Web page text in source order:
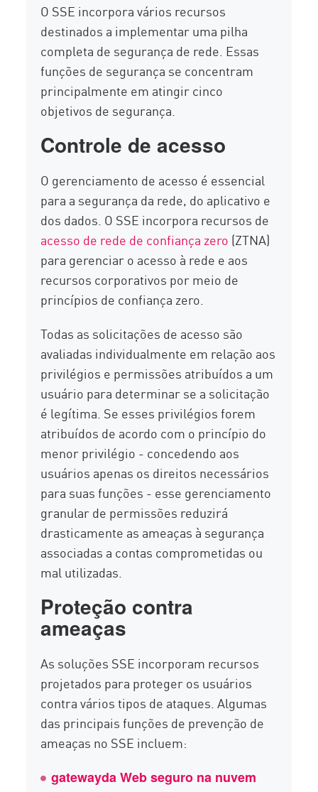
O SSE incorpora vários recursos
destinados a implementar uma pilha
completa de segurança de rede. Essas
funções de segurança se concentram
principalmente em atingir cinco
objetivos de segurança.
Controle de acesso
O gerenciamento de acesso é essencial
para a segurança da rede, do aplicativo e
dos dados. O SSE incorpora recursos de
acesso de rede de confiança zero (ZTNA)
para gerenciar o acesso à rede e aos
recursos corporativos por meio de
princípios de confiança zero.
Todas as solicitações de acesso são
avaliadas individualmente em relação aos
privilégios e permissões atribuídos a um
usuário para determinar se a solicitação
é legítima. Se esses privilégios forem
atribuídos de acordo com o princípio do
menor privilégio - concedendo aos
usuários apenas os direitos necessários
para suas funções - esse gerenciamento
granular de permissões reduzirá
drasticamente as ameaças à segurança
associadas a contas comprometidas ou
mal utilizadas.
Proteção contra
ameaças
As soluções SSE incorporam recursos
projetados para proteger os usuários
contra vários tipos de ataques. Algumas
das principais funções de prevenção de
ameaças no SSE incluem:
gatewayda Web seguro na nuvem